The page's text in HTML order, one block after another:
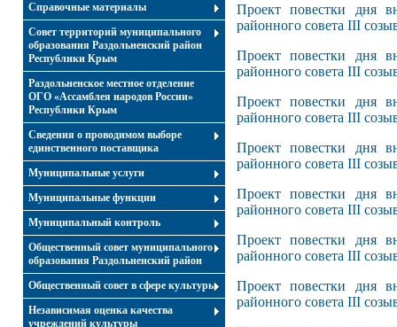
Справочные материалы
Совет территорий муниципального
образования Раздольненский район
Республики Крым
Раздольненское местное отделение
ОГО «Ассамблея народов России»
Республики Крым
Cведения о проводимом выборе
единственного поставщика
Муниципальные услуги
Муниципальные функции
Муниципальный контроль
Общественный совет муниципального
образования Раздольненский район
Общественный совет в сфере культуры
Независимая оценка качества
учреждений культуры
Проект повестки дня
районного совета III
Проект повестки дня
районного совета III
Проект повестки дня
районного совета III
Проект повестки дня
районного совета III
Проект повестки дня
районного совета III
Проект повестки дня
районного совета III
Проект повестки дня
районного совета III